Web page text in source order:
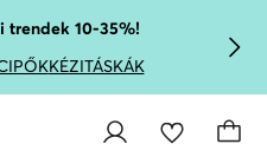
trendek 10-35%!
KÉZITÁSKÁK